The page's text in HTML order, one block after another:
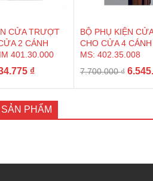
CỬA TRƯỢT
2 CÁNH
401.30.000
₫.
₫Giá
là:
434.775 ₫.
BỘ PHỤ KIỆN
CHO CỬA 4
MS: 402.35.008
7.700.000₫ Giá
PHẨM